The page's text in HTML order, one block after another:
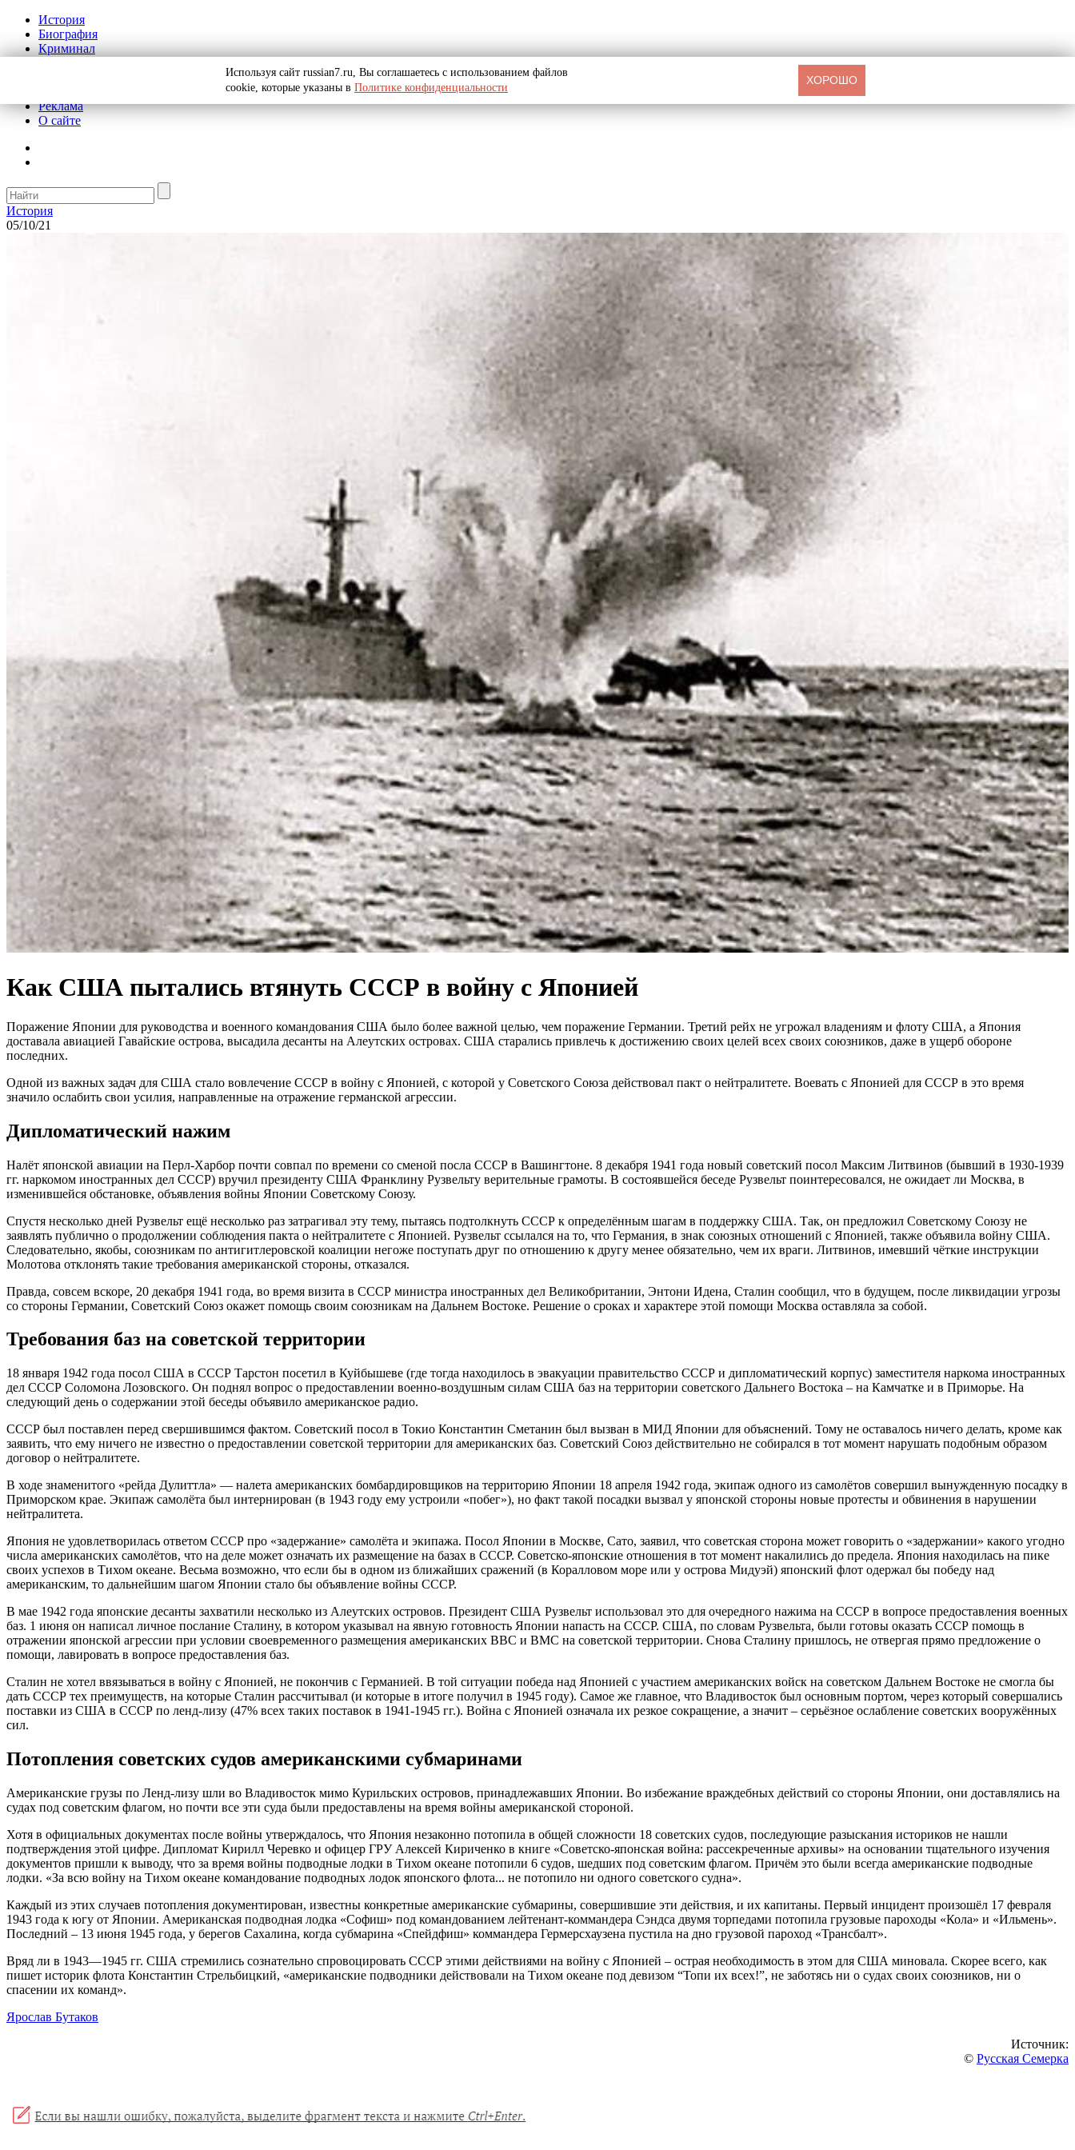
История
Биография
Криминал
Реклама
О сайте
История
05/10/21
Как США пытались втянуть СССР в войну с Японией
Поражение Японии для руководства и военного командования США было более важной целью, чем поражение Германии. Третий рейх не угрожал владениям и флоту США, а Япония
доставала авиацией Гавайские острова, высадила десанты на Алеутских островах. США старались привлечь к достижению своих целей всех своих союзников, даже в ущерб обороне
последних.
Одной из важных задач для США стало вовлечение СССР в войну с Японией, с которой у Советского Союза действовал пакт о нейтралитете. Воевать с Японией для СССР в это время
значило ослабить свои усилия, направленные на отражение германской агрессии.
Дипломатический нажим
Налёт японской авиации на Перл-Харбор почти совпал по времени со сменой посла СССР в Вашингтоне. 8 декабря 1941 года новый советский посол Максим Литвинов (бывший в 1930-1939
гг. наркомом иностранных дел СССР) вручил президенту США Франклину Рузвельту верительные грамоты. В состоявшейся беседе Рузвельт поинтересовался, не ожидает ли Москва, в
изменившейся обстановке, объявления войны Японии Советскому Союзу.
Спустя несколько дней Рузвельт ещё несколько раз затрагивал эту тему, пытаясь подтолкнуть СССР к определённым шагам в поддержку США. Так, он предложил Советскому Союзу не
заявлять публично о продолжении соблюдения пакта о нейтралитете с Японией. Рузвельт ссылался на то, что Германия, в знак союзных отношений с Японией, также объявила войну США.
Следовательно, якобы, союзникам по антигитлеровской коалиции негоже поступать друг по отношению к другу менее обязательно, чем их враги. Литвинов, имевший чёткие инструкции
Молотова отклонять такие требования американской стороны, отказался.
Правда, совсем вскоре, 20 декабря 1941 года, во время визита в СССР министра иностранных дел Великобритании, Энтони Идена, Сталин сообщил, что в будущем, после ликвидации угрозы
со стороны Германии, Советский Союз окажет помощь своим союзникам на Дальнем Востоке. Решение о сроках и характере этой помощи Москва оставляла за собой.
Требования баз на советской территории
18 января 1942 года посол США в СССР Тарстон посетил в Куйбышеве (где тогда находилось в эвакуации правительство СССР и дипломатический корпус) заместителя наркома иностранных
дел СССР Соломона Лозовского. Он поднял вопрос о предоставлении военно-воздушным силам США баз на территории советского Дальнего Востока – на Камчатке и в Приморье. На
следующий день о содержании этой беседы объявило американское радио.
СССР был поставлен перед свершившимся фактом. Советский посол в Токио Константин Сметанин был вызван в МИД Японии для объяснений. Тому не оставалось ничего делать, кроме как
заявить, что ему ничего не известно о предоставлении советской территории для американских баз. Советский Союз действительно не собирался в тот момент нарушать подобным образом
договор о нейтралитете.
В ходе знаменитого «рейда Дулиттла» — налета американских бомбардировщиков на территорию Японии 18 апреля 1942 года, экипаж одного из самолётов совершил вынужденную посадку в
Приморском крае. Экипаж самолёта был интернирован (в 1943 году ему устроили «побег»), но факт такой посадки вызвал у японской стороны новые протесты и обвинения в нарушении
нейтралитета.
Япония не удовлетворилась ответом СССР про «задержание» самолёта и экипажа. Посол Японии в Москве, Сато, заявил, что советская сторона может говорить о «задержании» какого угодно
числа американских самолётов, что на деле может означать их размещение на базах в СССР. Советско-японские отношения в тот момент накалились до предела. Япония находилась на пике
своих успехов в Тихом океане. Весьма возможно, что если бы в одном из ближайших сражений (в Коралловом море или у острова Мидуэй) японский флот одержал бы победу над
американским, то дальнейшим шагом Японии стало бы объявление войны СССР.
В мае 1942 года японские десанты захватили несколько из Алеутских островов. Президент США Рузвельт использовал это для очередного нажима на СССР в вопросе предоставления военных
баз. 1 июня он написал личное послание Сталину, в котором указывал на явную готовность Японии напасть на СССР. США, по словам Рузвельта, были готовы оказать СССР помощь в
отражении японской агрессии при условии своевременного размещения американских ВВС и ВМС на советской территории. Снова Сталину пришлось, не отвергая прямо предложение о
помощи, лавировать в вопросе предоставления баз.
Сталин не хотел ввязываться в войну с Японией, не покончив с Германией. В той ситуации победа над Японией с участием американских войск на советском Дальнем Востоке не смогла бы
дать СССР тех преимуществ, на которые Сталин рассчитывал (и которые в итоге получил в 1945 году). Самое же главное, что Владивосток был основным портом, через который совершались
поставки из США в СССР по ленд-лизу (47% всех таких поставок в 1941-1945 гг.). Война с Японией означала их резкое сокращение, а значит – серьёзное ослабление советских вооружённых
сил.
Потопления советских судов американскими субмаринами
Американские грузы по Ленд-лизу шли во Владивосток мимо Курильских островов, принадлежавших Японии. Во избежание враждебных действий со стороны Японии, они доставлялись на
судах под советским флагом, но почти все эти суда были предоставлены на время войны американской стороной.
Хотя в официальных документах после войны утверждалось, что Япония незаконно потопила в общей сложности 18 советских судов, последующие разыскания историков не нашли
подтверждения этой цифре. Дипломат Кирилл Черевко и офицер ГРУ Алексей Кириченко в книге «Советско-японская война: рассекреченные архивы» на основании тщательного изучения
документов пришли к выводу, что за время войны подводные лодки в Тихом океане потопили 6 судов, шедших под советским флагом. Причём это были всегда американские подводные
лодки. «За всю войну на Тихом океане командование подводных лодок японского флота... не потопило ни одного советского судна».
Каждый из этих случаев потопления документирован, известны конкретные американские субмарины, совершившие эти действия, и их капитаны. Первый инцидент произошёл 17 февраля
1943 года к югу от Японии. Американская подводная лодка «Софиш» под командованием лейтенант-коммандера Сэндса двумя торпедами потопила грузовые пароходы «Кола» и «Ильмень».
Последний – 13 июня 1945 года, у берегов Сахалина, когда субмарина «Спейдфиш» коммандера Гермерсхаузена пустила на дно грузовой пароход «Трансбалт».
Вряд ли в 1943—1945 гг. США стремились сознательно спровоцировать СССР этими действиями на войну с Японией – острая необходимость в этом для США миновала. Скорее всего, как
пишет историк флота Константин Стрельбицкий, «американские подводники действовали на Тихом океане под девизом “Топи их всех!”, не заботясь ни о судах своих союзников, ни о
спасении их команд».
Ярослав Бутаков
Источник:
© Русская Семерка
Используя сайт russian7.ru, Вы соглашаетесь с использованием файлов
cookie, которые указаны в Политике конфиденциальности
ХОРОШО